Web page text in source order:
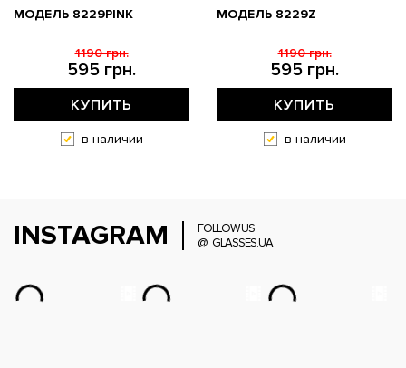
МОДЕЛЬ 8229PINK
595 грн.
1190 грн.
КУПИТЬ
в наличии
МОДЕЛЬ 8229Z
595 грн.
1190 грн.
КУПИТЬ
в наличии
INSTAGRAM
FOLLOW US
@_GLASSES.UA_